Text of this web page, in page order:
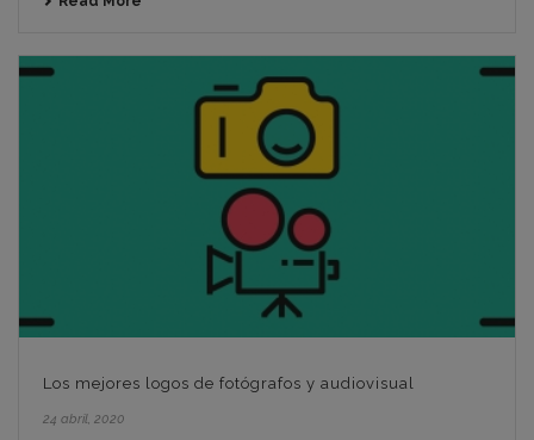
Los mejores logos de fotógrafos y audiovisual
24 abril, 2020